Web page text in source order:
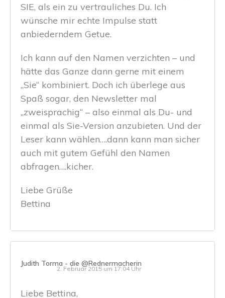
SIE, als ein zu vertrauliches Du. Ich
wünsche mir echte Impulse statt
anbiederndem Getue.
Ich kann auf den Namen verzichten – und
hätte das Ganze dann gerne mit einem
„Sie“ kombiniert. Doch ich überlege aus
Spaß sogar, den Newsletter mal
„zweisprachig“ – also einmal als Du- und
einmal als Sie-Version anzubieten. Und der
Leser kann wählen….dann kann man sicher
auch mit gutem Gefühl den Namen
abfragen….kicher.
Liebe Grüße
Bettina
Judith Torma - die @Rednermacherin
2. Februar 2015 um 17:04 Uhr
Liebe Bettina,